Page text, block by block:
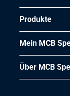
Wählen Sie
Artikelnummer
2420-0210-151
Beschreibung
Rundrohr
Produkte
Mein MCB
Über MCB